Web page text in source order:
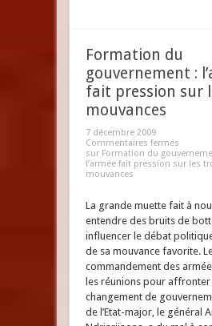
Formation du
gouvernement :
fait pression sur
mouvances
7 décembre 2009
Commentaires fermés
sur Formation du
l’armée fait pression sur les
mouvances
La grande muette fait à
entendre des bruits de
influencer le débat
de sa mouvance favorite.
commandement des
les réunions pour affronter
changement de
de l’Etat-major, le général